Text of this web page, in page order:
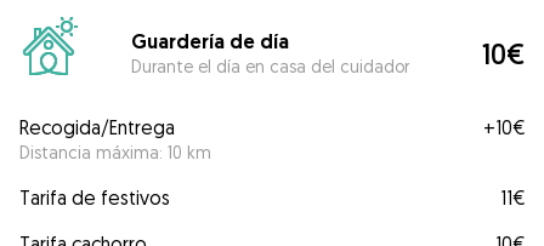
Guardería de día
Durante el día en casa del cuidador 10€
Recogida/Entrega
Distancia máxima: 10 km
+10€
Tarifa de festivos
11€